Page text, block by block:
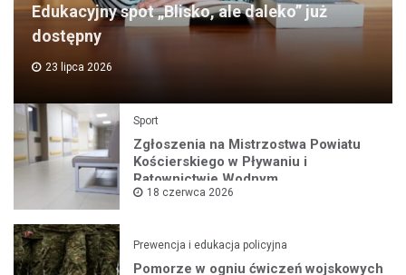
Edukacyjny spot „Blisko, ale daleko” już
dostępny
23 lipca 2026
Sport
Zgłoszenia na Mistrzostwa Powiatu
Kościerskiego w Pływaniu i
Ratownictwie Wodnym
18 czerwca 2026
Prewencja i edukacja policyjna
Pomorze w ogniu ćwiczeń wojskowych